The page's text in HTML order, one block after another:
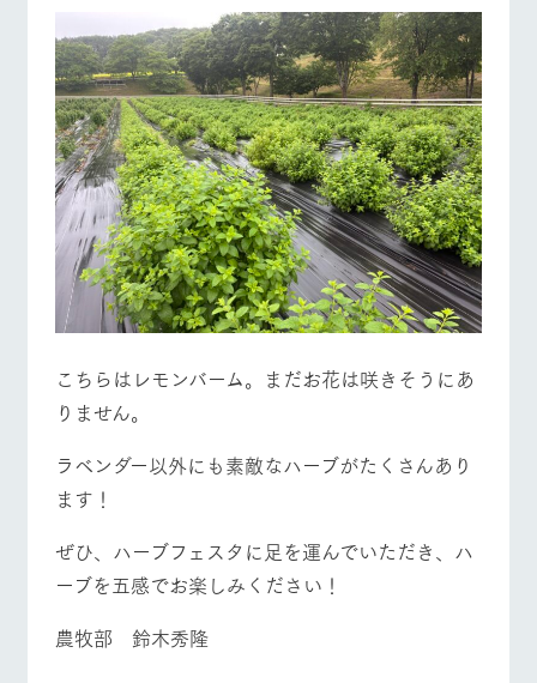
こちらはレモンバーム。まだお花は咲きそうにあ
りません。
ラベンダー以外にも素敵なハーブがたくさんあり
ます！
ぜひ、ハーブフェスタに足を運んでいただき、ハ
ーブを五感でお楽しみください！
農牧部 鈴木秀隆